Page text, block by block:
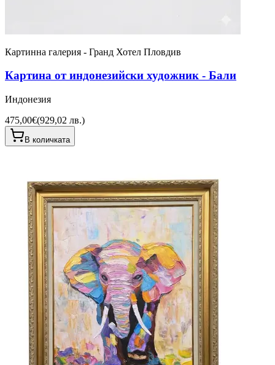
Картинна галерия - Гранд Хотел Пловдив
Картина от индонезийски художник - Бали
Индонезия
475,00€(929,02 лв.)
В количката